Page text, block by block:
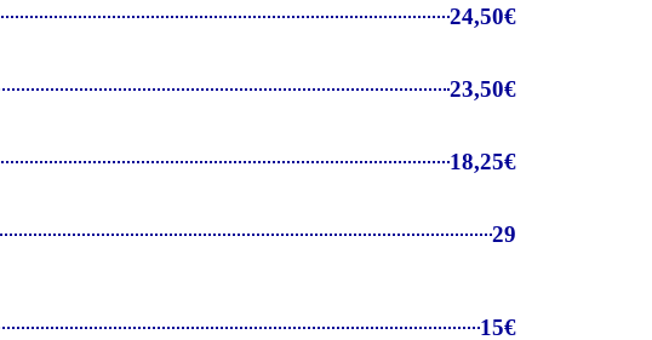
24,50€
23,50€
18,25€
29
15€